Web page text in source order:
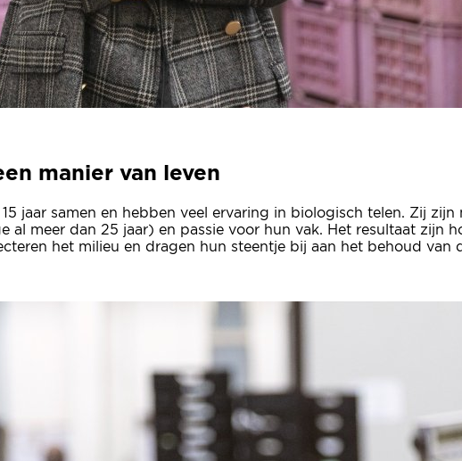
manier van leven
jaar samen en hebben veel ervaring in biologisch telen. Zij
al meer dan 25 jaar) en passie voor hun vak. Het resultaat
het milieu en dragen hun steentje bij aan het behoud